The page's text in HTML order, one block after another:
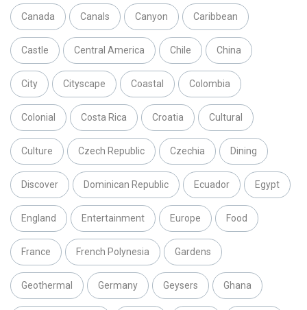
Canada Canals Canyon Caribbean
Castle Central America Chile China
City Cityscape Coastal Colombia
Colonial Costa Rica Croatia Cultural
Culture Czech Republic Czechia Dining
Discover Dominican Republic Ecuador Egypt
England Entertainment Europe Food
France French Polynesia Gardens
Geothermal Germany Geysers Ghana